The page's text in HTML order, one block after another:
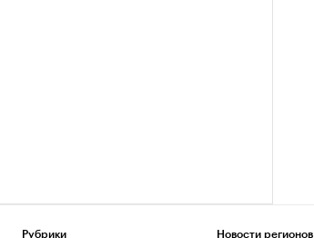
Рубрики Новости регионов